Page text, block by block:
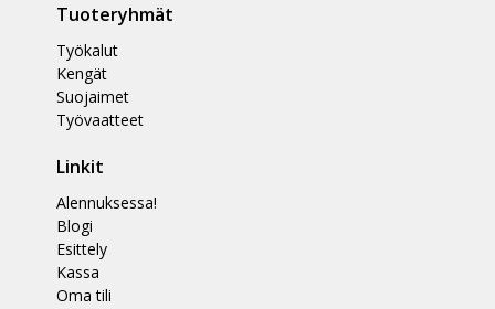
Tuoteryhmät
Työkalut
Kengät
Suojaimet
Työvaatteet
Linkit
Alennuksessa!
Blogi
Esittely
Kassa
Oma tili